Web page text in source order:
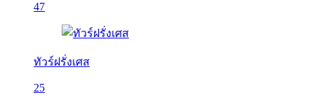
47
ทัวร์ฝรั่งเศส
25